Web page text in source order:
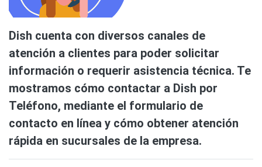
Dish cuenta con diversos canales de
atención a clientes para poder solicitar
información o requerir asistencia técnica. Te
mostramos cómo contactar a Dish por
Teléfono, mediante el formulario de
contacto en línea y cómo obtener atención
rápida en sucursales de la empresa.